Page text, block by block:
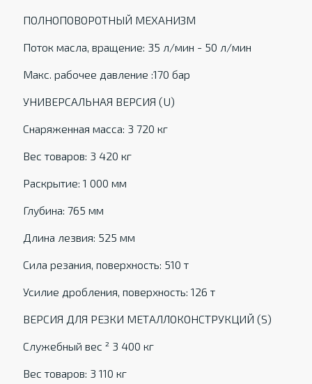
ПОЛНОПОВОРОТНЫЙ МЕХАНИЗМ
Поток масла, вращение: 35 л/мин - 50 л/мин
Макс. рабочее давление :170 бар
УНИВЕРСАЛЬНАЯ ВЕРСИЯ (U)
Снаряженная масса: 3 720 кг
Вес товаров: 3 420 кг
Раскрытие: 1 000 мм
Глубина: 765 мм
Длина лезвия: 525 мм
Сила резания, поверхность: 510 т
Усилие дробления, поверхность: 126 т
ВЕРСИЯ ДЛЯ РЕЗКИ МЕТАЛЛОКОНСТРУКЦИЙ (S)
Служебный вес ² 3 400 кг
Вес товаров: 3 110 кг